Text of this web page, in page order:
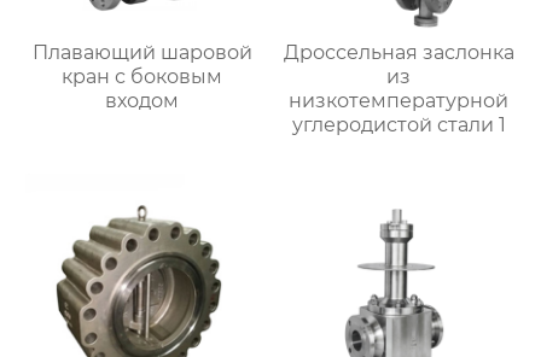
Плавающий шаровой
кран с боковым
входом
Дроссельная заслонка
из
низкотемпературной
углеродистой стали 1